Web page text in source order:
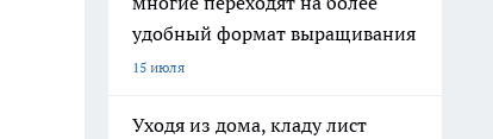
удобный формат выращивания
15 июля
Уходя из дома, кладу лист